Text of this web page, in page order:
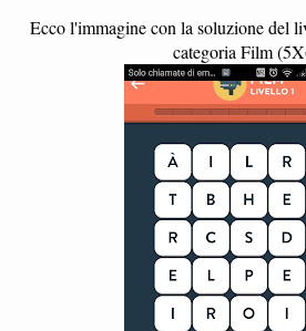
Ecco l'immagine con la soluzione del
categoria Film